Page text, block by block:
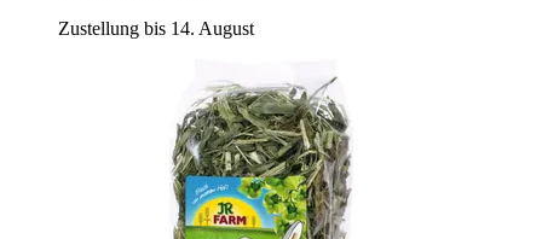
Zustellung bis 14. August